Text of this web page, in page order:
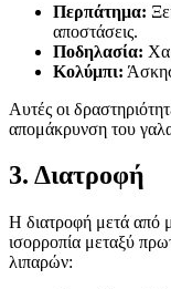
Περπάτημα:
αποστάσεις.
Ποδηλασία:
Κολύμπι:
Αυτές οι
απομάκρυνση του
3. Διατροφή
Η διατροφή μετά από
ισορροπία μεταξύ
λιπαρών: